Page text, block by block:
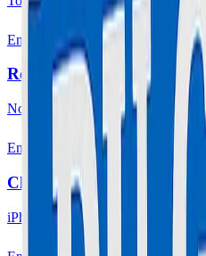
En savoir plus
Réparateur Cannes
Notre réparateur à Cannes et Le
En savoir plus
Changement Écran Cannes
iPhone, Samsung, Huawei à